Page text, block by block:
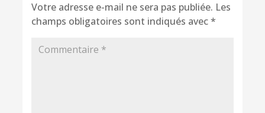
Votre adresse e-mail ne sera pas publiée. Les
champs obligatoires sont indiqués avec*